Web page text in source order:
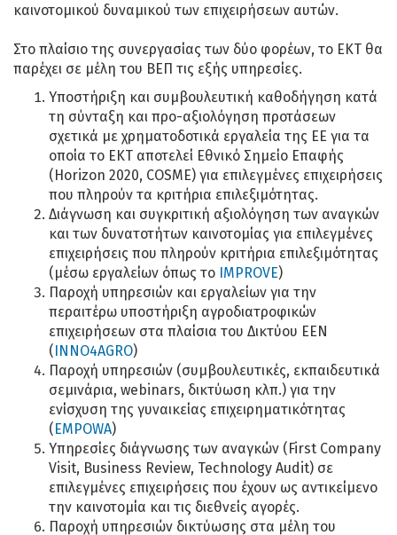
καινοτομικού δυναμικού των επιχειρήσεων αυτών.
Στο πλαίσιο της συνεργασίας των δύο φορέων, το ΕΚΤ θα
παρέχει σε μέλη του ΒΕΠ τις εξής υπηρεσίες.
Υποστήριξη και συμβουλευτική καθοδήγηση κατά
τη σύνταξη και προ-αξιολόγηση προτάσεων
σχετικά με χρηματοδοτικά εργαλεία της ΕΕ για τα
οποία το ΕΚΤ αποτελεί Εθνικό Σημείο Επαφής
(Horizon 2020, COSME) για επιλεγμένες επιχειρήσεις
που πληρούν τα κριτήρια επιλεξιμότητας.
Διάγνωση και συγκριτική αξιολόγηση των αναγκών
και των δυνατοτήτων καινοτομίας για επιλεγμένες
επιχειρήσεις που πληρούν κριτήρια επιλεξιμότητας
(μέσω εργαλείων όπως το IMPROVE)
Παροχή υπηρεσιών και εργαλείων για την
περαιτέρω υποστήριξη αγροδιατροφικών
επιχειρήσεων στα πλαίσια του Δικτύου ΕΕΝ
(INNO4AGRO)
Παροχή υπηρεσιών (συμβουλευτικές, εκπαιδευτικά
σεμινάρια, webinars, δικτύωση κλπ.) για την
ενίσχυση της γυναικείας επιχειρηματικότητας
(EMPOWA)
Υπηρεσίες διάγνωσης των αναγκών (First Company
Visit, Business Review, Technology Audit) σε
επιλεγμένες επιχειρήσεις που έχουν ως αντικείμενο
την καινοτομία και τις διεθνείς αγορές.
Παροχή υπηρεσιών δικτύωσης στα μέλη του